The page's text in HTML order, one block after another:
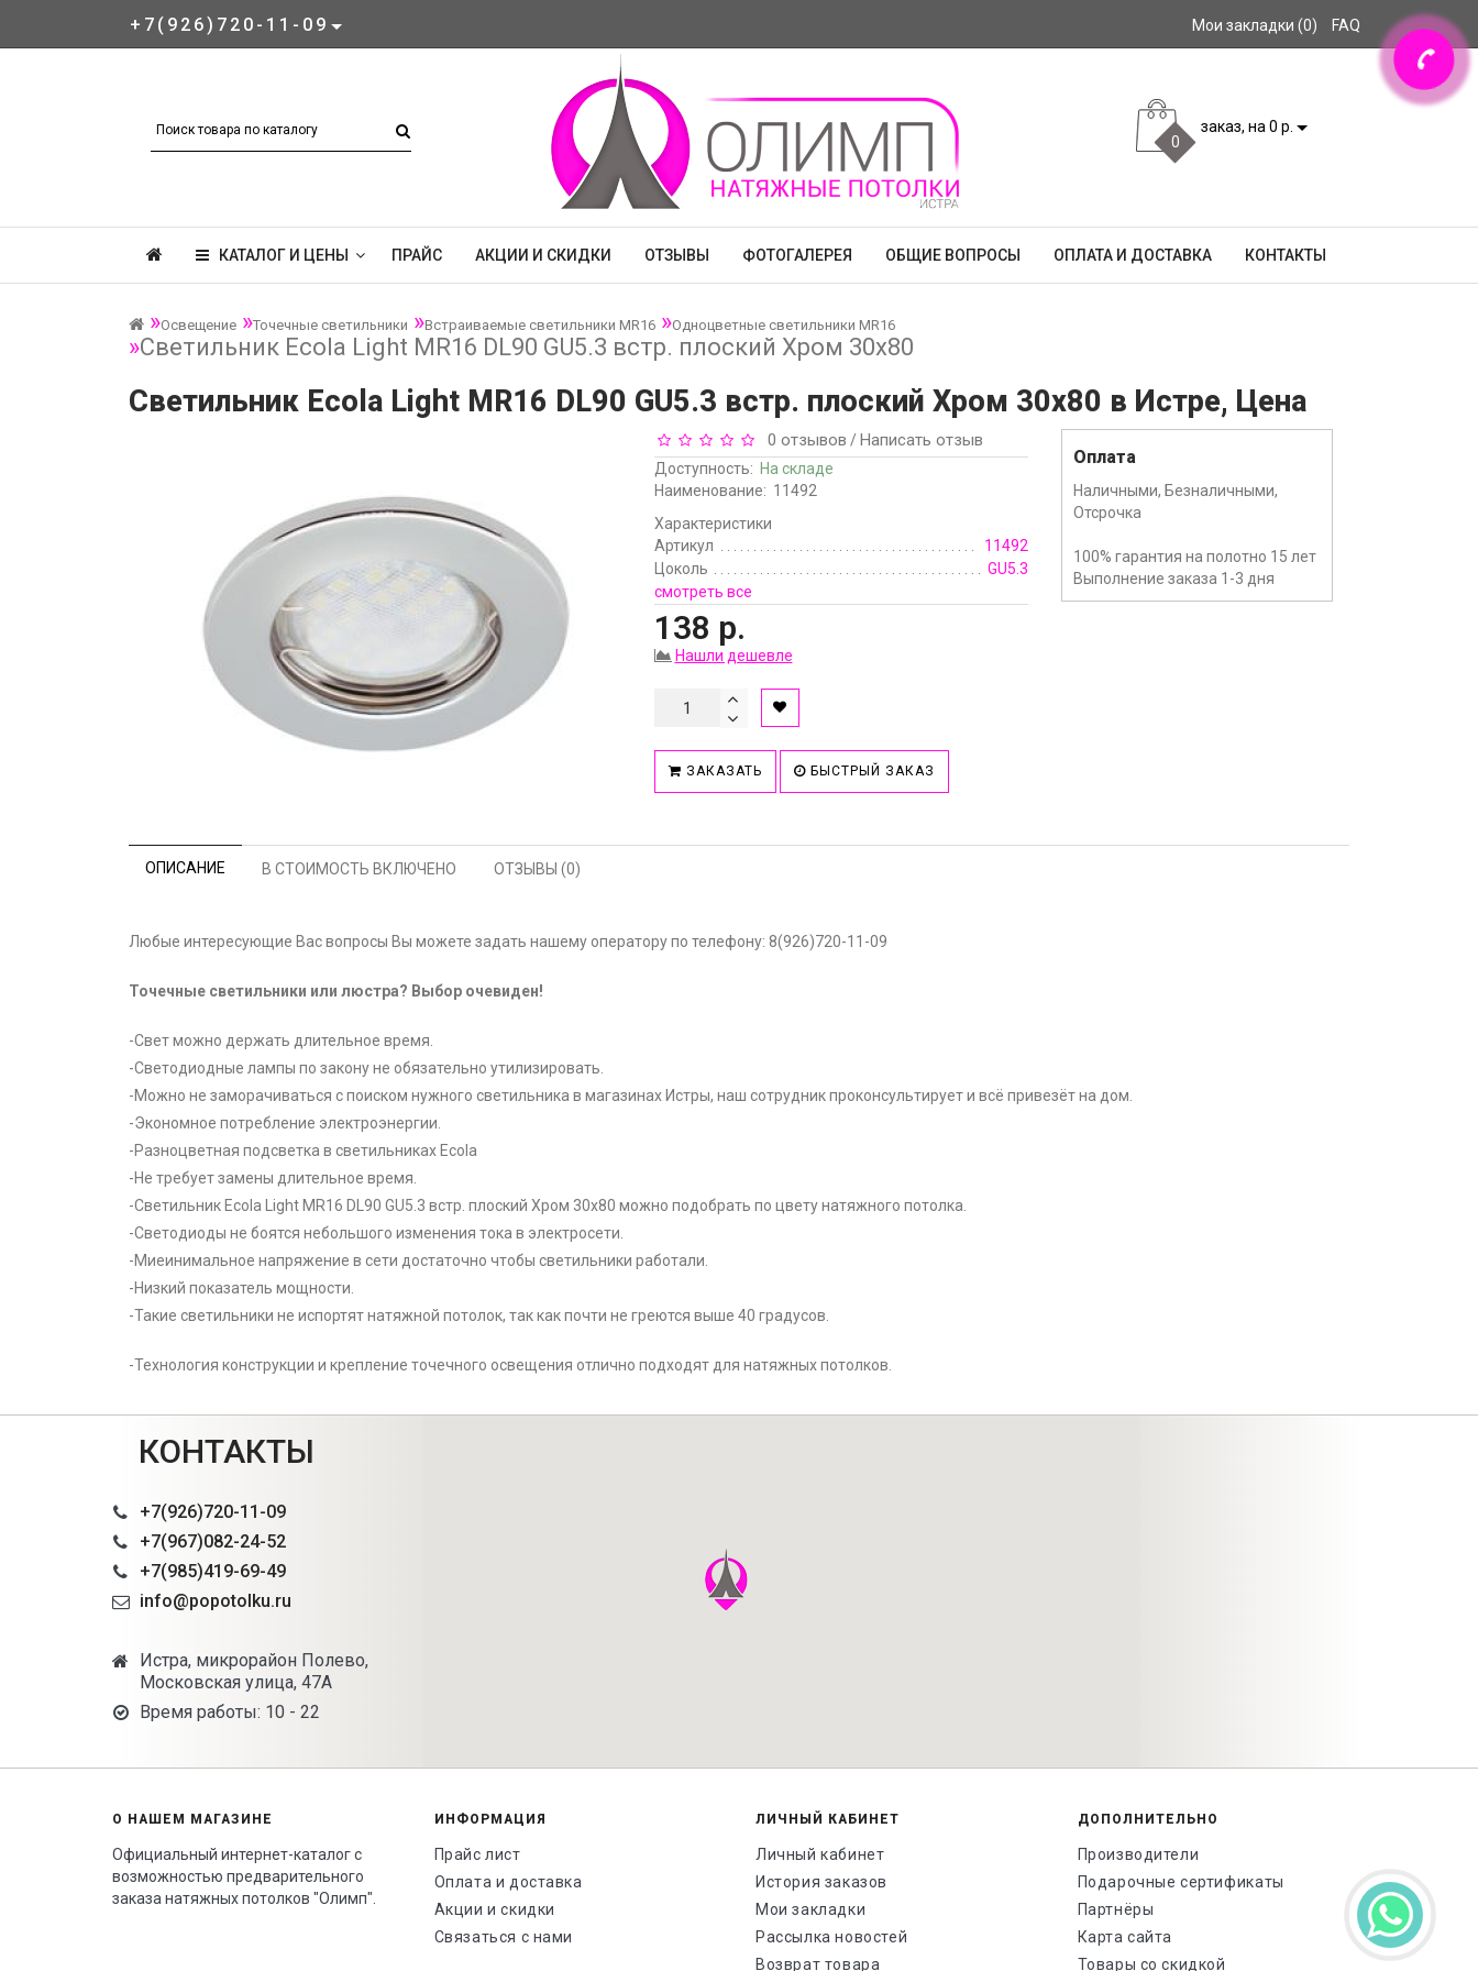
+7(926)720-11-09 Мои закладки (0) FAQ
0
заказ, на 0 р.
КАТАЛОГ И ЦЕНЫ ПРАЙС АКЦИИ И СКИДКИ ОТЗЫВЫ ФОТОГАЛЕРЕЯ ОБЩИЕ ВОПРОСЫ ОПЛАТА И ДОСТАВКА КОНТАКТЫ
Освещение Точечные светильники Встраиваемые светильники MR16 Одноцветные светильники MR16
Светильник Ecola Light MR16 DL90 GU5.3 встр. плоский Хром 30x80
Светильник Ecola Light MR16 DL90 GU5.3 встр. плоский Хром 30x80 в Истре, Цена
0 отзывов / Написать отзыв
Доступность: На складе
Наименование: 11492
Характеристики
Артикул
11492
Цоколь
GU5.3
смотреть все
138 р.
Нашли дешевле
ЗАКАЗАТЬ БЫСТРЫЙ ЗАКАЗ
Оплата
Наличными, Безналичными,
Отсрочка
100% гарантия на полотно 15 лет
Выполнение заказа 1-3 дня
ОПИСАНИЕ В СТОИМОСТЬ ВКЛЮЧЕНО ОТЗЫВЫ (0)
Любые интересующие Вас вопросы Вы можете задать нашему оператору по телефону: 8(926)720-11-09
Точечные светильники или люстра? Выбор очевиден!
-Свет можно держать длительное время.
-Светодиодные лампы по закону не обязательно утилизировать.
-Можно не заморачиваться с поиском нужного светильника в магазинах Истры, наш сотрудник проконсультирует и всё привезёт на дом.
-Экономное потребление электроэнергии.
-Разноцветная подсветка в светильниках Ecola
-Не требует замены длительное время.
-Светильник Ecola Light MR16 DL90 GU5.3 встр. плоский Хром 30x80 можно подобрать по цвету натяжного потолка.
-Светодиоды не боятся небольшого изменения тока в электросети.
-Миеинимальное напряжение в сети достаточно чтобы светильники работали.
-Низкий показатель мощности.
-Такие светильники не испортят натяжной потолок, так как почти не греются выше 40 градусов.
-Технология конструкции и крепление точечного освещения отлично подходят для натяжных потолков.
КОНТАКТЫ
+7(926)720-11-09
+7(967)082-24-52
+7(985)419-69-49
info@popotolku.ru
Истра, микрорайон Полево,
Московская улица, 47А
Время работы: 10 - 22
О НАШЕМ МАГАЗИНЕ
Официальный интернет-каталог с
возможностью предварительного
заказа натяжных потолков "Олимп".
ИНФОРМАЦИЯ
Прайс лист
Оплата и доставка
Акции и скидки
Связаться с нами
ЛИЧНЫЙ КАБИНЕТ
Личный кабинет
История заказов
Мои закладки
Рассылка новостей
Возврат товара
ДОПОЛНИТЕЛЬНО
Производители
Подарочные сертификаты
Партнёры
Карта сайта
Товары со скидкой